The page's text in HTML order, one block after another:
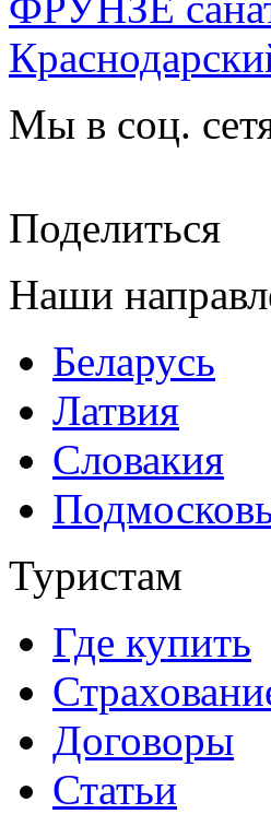
Мы в соц.
Поделиться
Наши
Беларусь
Латвия
Словакия
Туристам
Где купить
Договоры
Статьи